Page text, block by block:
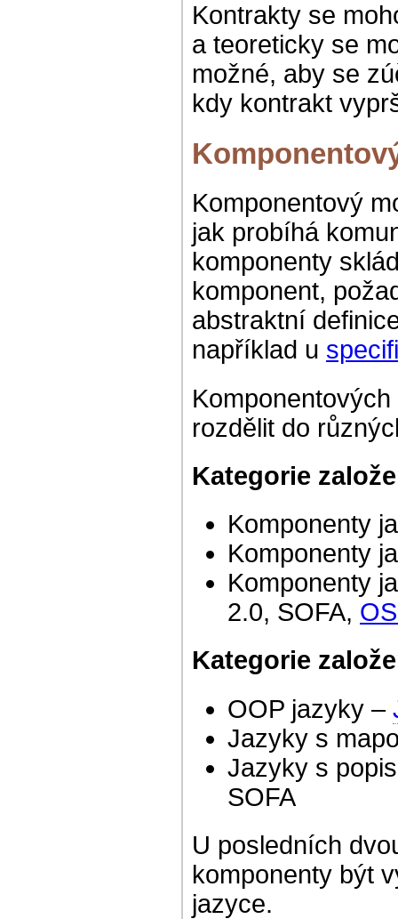
Kontrakty se
a teoreticky se
možné, aby se
kdy kontrakt
Komponentový
jak probíhá
komponenty
komponent,
abstraktní
například u
rozdělit do
Kategorie
Komponenty
Komponenty
Komponenty
2.0, SOFA,
Kategorie
OOP jazyky –
Jazyky s
Jazyky s
SOFA
U posledních
komponenty být
jazyce.